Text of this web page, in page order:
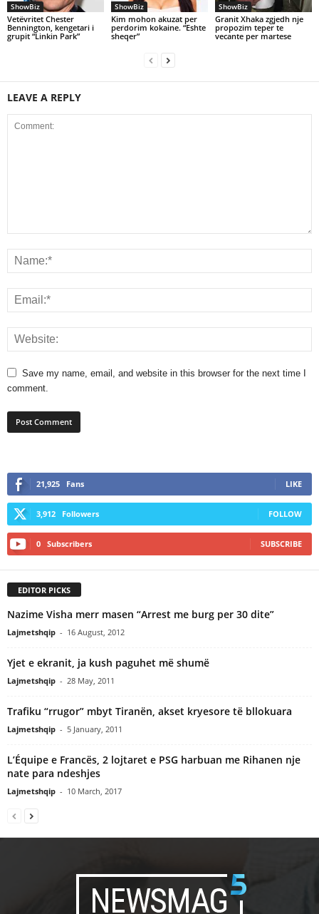
ShowBiz
Vetëvritet Chester
Bennington, kengetari i
grupit “Linkin Park”
ShowBiz
Kim mohon akuzat per
perdorim kokaine. “Eshte
sheqer”
ShowBiz
Granit Xhaka zgjedh nje
propozim teper te
vecante per martese
LEAVE A REPLY
Save my name, email, and website in this browser for the next time I
comment.
21,925 Fans LIKE
3,912 Followers FOLLOW
0 Subscribers SUBSCRIBE
EDITOR PICKS
Nazime Visha merr masen “Arrest me burg per 30 dite”
Lajmetshqip - 16 August, 2012
Yjet e ekranit, ja kush paguhet më shumë
Lajmetshqip - 28 May, 2011
Trafiku “rrugor” mbyt Tiranën, akset kryesore të bllokuara
Lajmetshqip - 5 January, 2011
L’Équipe e Francës, 2 lojtaret e PSG harbuan me Rihanen nje
nate para ndeshjes
Lajmetshqip - 10 March, 2017